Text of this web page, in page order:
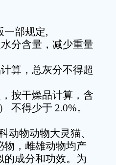
一部规定,
分含量，减少重量
算，总灰分不得超
按干燥品计算，含
不得少于 2.0%。
动物动物大灵猫、
物，雌雄动物均产
成分和功效。为